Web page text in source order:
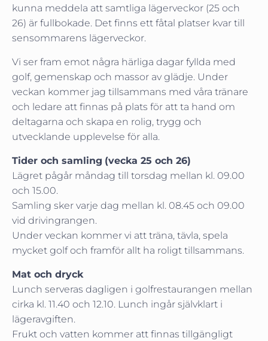
kunna meddela att samtliga lägerveckor (25 och
26) är fullbokade. Det finns ett fåtal platser kvar till
sensommarens lägerveckor.
Vi ser fram emot några härliga dagar fyllda med
golf, gemenskap och massor av glädje. Under
veckan kommer jag tillsammans med våra tränare
och ledare att finnas på plats för att ta hand om
deltagarna och skapa en rolig, trygg och
utvecklande upplevelse för alla.
Tider och samling (vecka 25 och 26)
Lägret pågår måndag till torsdag mellan kl. 09.00
och 15.00.
Samling sker varje dag mellan kl. 08.45 och 09.00
vid drivingrangen.
Under veckan kommer vi att träna, tävla, spela
mycket golf och framför allt ha roligt tillsammans.
Mat och dryck
Lunch serveras dagligen i golfrestaurangen mellan
cirka kl. 11.40 och 12.10. Lunch ingår självklart i
lägeravgiften.
Frukt och vatten kommer att finnas tillgängligt